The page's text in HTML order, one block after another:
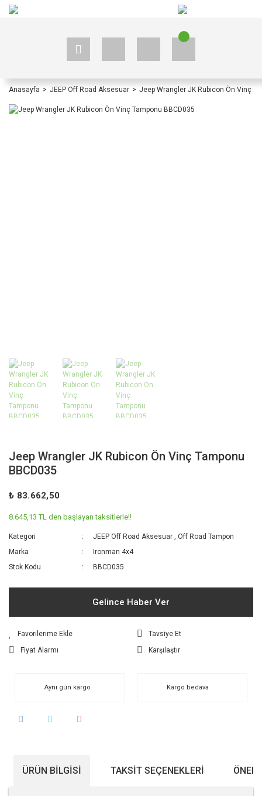
Anasayfa JEEP Off Road Aksesuar Jeep Wrangler JK Rubicon Ön Vinç
Jeep Wrangler JK Rubicon Ön Vinç Tamponu
BBCD035
₺ 83.662,50
8.645,13 TL den başlayan taksitlerle!!
Kategori JEEP Off Road Aksesuar ,Off Road Tampon
Marka
Ironman 4x4
Stok Kodu
BBCD035
Gelince Haber Ver
Tavsiye Et
Fiyat Alarmı
Karşılaştır
Aynı gün kargo Kargo bedava
ÜRÜN BILGISI TAKSIT SEÇENEKLERI